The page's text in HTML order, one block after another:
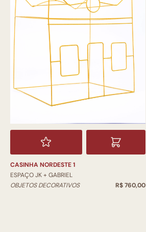
CASINHA NORDESTE 1
ESPAÇO JK + GABRIEL
OBJETOS DECORATIVOS
R$ 760,00